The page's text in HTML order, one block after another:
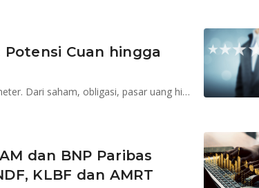
Potensi Cuan hingga
Daftar reksadana terbaik 2025 versi Bareksa Barometer. Dari saham, obligasi, pasar uang hingga USD, potensi cuan tembus 78% setahun. Cek strategi investasinya.
dan BNP Paribas
KLBF dan AMRT